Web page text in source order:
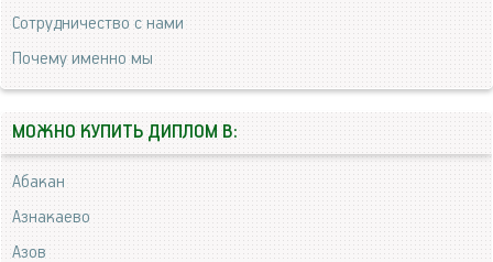
Сотрудничество с нами
Почему именно мы
МОЖНО КУПИТЬ ДИПЛОМ В:
Абакан
Азнакаево
Азов